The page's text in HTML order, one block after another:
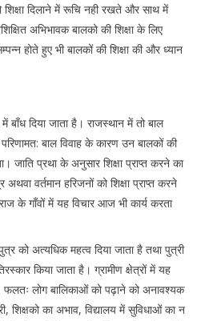
दिलाने में रूचि नही रखते और साथ में
अभिभावक बालको की शिक्षा के लिए
होते हुए भी बालकों की शिक्षा की और ध्यान
बाँध दिया जाता है। राजस्थान में तो बाल
बाल विवाह के कारण उन बालकों की
जाति प्रथा के अनुसार शिक्षा प्राप्त करने का
वर्तमान हरिजनों को शिक्षा प्राप्त करने
के गाँवों में यह विचार आज भी कार्य करता
को अत्यधिक महत्व दिया जाता है तथा पुत्री
किया जाता है। ग्रामीण क्षेत्रों में यह
फलतः लोग बालिकाओं को पढ़ाने को अनावश्यक
शिक्षको का अभाव, विद्यालय में सुविधाओं का न